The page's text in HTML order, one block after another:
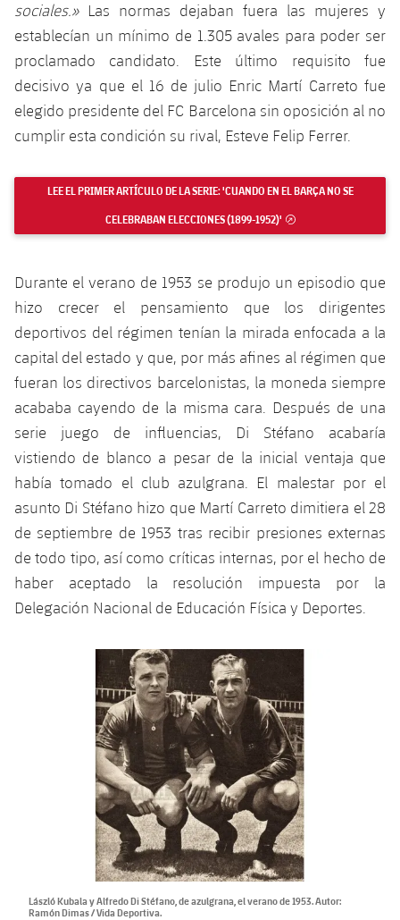
Historia
Resultados
Jugadores
Resultados
Jugadores
Clasificaciones
Barça C
Junior
Juvenil
Infantil
Alevín
PLUSICON
MÁS
Información general
plusicon
más
Noticias
Atletismo
Actualidad
Masculino
Femenino
Baloncesto en silla de ruedas
plusicon
más
Actualidad
Jugadores
Calendario
Clasificaciones
Hockey sobre hielo
Actualidad
Jugadores
Calendario
Resultados
Clasificaciones
Hockey hierba
Noticias
Hockey Hierba Masculino
Hockey Hierba Femenino
Patinaje artístico
plusicon
más
Actualidad
Plantilla
Agenda
Escuela de Patinaje
Rugby
plusicon
más
Actualidad
Jugadores
Calendario
Resultados
Clasificaciones
Fotos
Voleibol
plusicon
más
Noticias
Voleibol masculino
Apúntate a las amateurs
plusicon
más
Apúntate a las amateurs
PLUSICON
MÁS
VALORANT Rising
VALORANT Game Changers
eFootball
sociales.»Las normas dejaban fuera las mujeres y
establecían un mínimo de 1.305 avales para poder ser
proclamado candidato. Este último requisito fue
decisivo ya que el 16 de julio Enric Martí Carreto fue
elegido presidente del FC Barcelona sin oposición al no
cumplir esta condición su rival, Esteve Felip Ferrer.
LEE EL PRIMER ARTÍCULO DE LA SERIE: 'CUANDO EN EL BARÇA NO SE
CELEBRABAN ELECCIONES (1899-1952)' ENLACE EXTERNO
Durante el verano de 1953 se produjo un episodio que
hizo crecer el pensamiento que los dirigentes
deportivos del régimen tenían la mirada enfocada a la
capital del estado y que, por más afines al régimen que
fueran los directivos barcelonistas, la moneda siempre
acababa cayendo de la misma cara. Después de una
serie juego de influencias, Di Stéfano acabaría
vistiendo de blanco a pesar de la inicial ventaja que
había tomado el club azulgrana. El malestar por el
asunto Di Stéfano hizo que Martí Carreto dimitiera el 28
de septiembre de 1953 tras recibir presiones externas
de todo tipo, así como críticas internas, por el hecho de
haber aceptado la resolución impuesta por la
Delegación Nacional de Educación Física y Deportes.
László Kubala y Alfredo Di Stéfano, de azulgrana, el verano de 1953. Autor:
Ramón Dimas / Vida Deportiva.